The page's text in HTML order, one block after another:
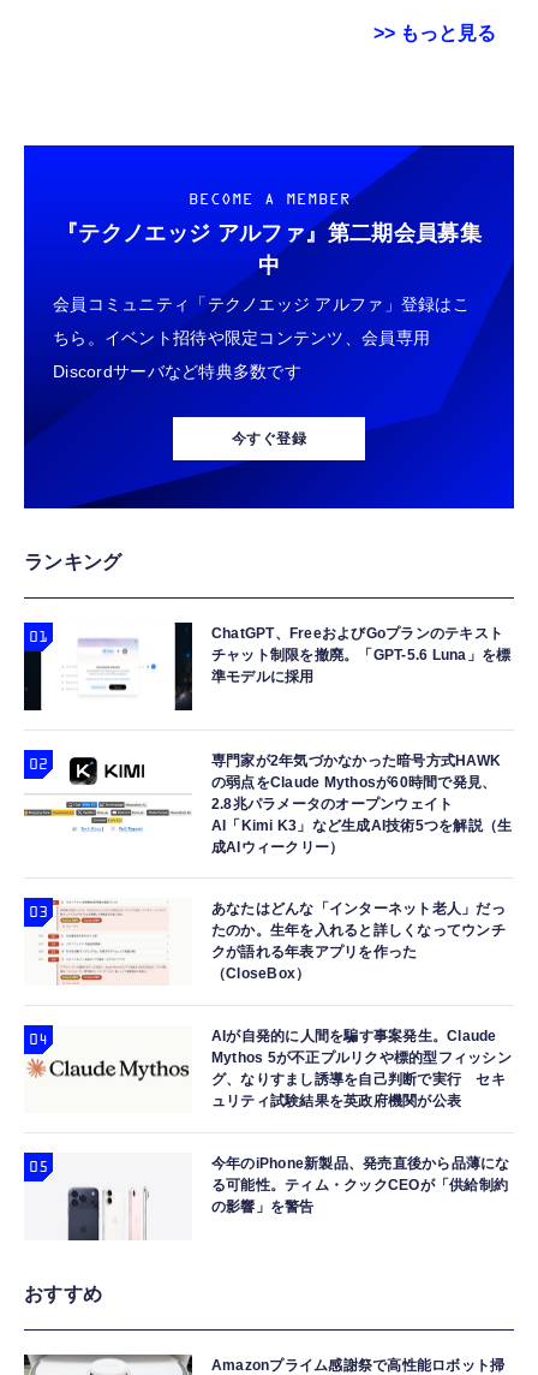
>> もっと見る
￥949
タイプc 寝ホンイヤホン 寝ホン type-c 有線
睡眠用イヤホン 【音質強化バージョン
iPhone 15/16/17対応】横向きに寝ると耳が圧
迫されない ソフトシリコンで柔らかい 超軽量
超小型 外部ノイズ遮断 音質良い リモコン マ
イク付き 安眠 仕事 勉強 通勤通学最適（黑-
￥2,199
Lightning to 3.5mm イヤホンジャック 変換
MFi認証 【ハイレゾ音質】 内蔵DAC 遅延な
し 48ビット/96KHz 音量調節対応
￥999
寝ホン 睡眠用イヤホン 寝ながら 痛くない 超
軽量2.8g ASMR推薦 ワイヤレス
Bluetooth6.1 柔軟性高 安眠 仕事 ブルー
￥2,682
ット 国産旭硝子素材】 用 ガーミン
FORERUNNER 70/170/170 Music フィルム
高透過率 超薄型 用 ガーミン Forerunner 170
液晶 保護フィルム 耐衝撃 全面保護 自動吸着
気泡なし 簡単貼り付け ( 対応 Forerunner
170 Music フィルム )
￥698
GARMIN(ガーミン) Venu 3 Black/Slate
AMOLEDディスプレイ搭載 美麗液晶スマート
ウォッチ 高性能GPS内蔵 【日本正規品】心
電図(ECG)アプリ対応モデル
￥47,691
Ray-Ban Meta スマートグラス WAYFARER
調光レンズ IPX4防水シャイニーブラック / グ
リーン 50mm 0RW4012
防水 小型 軽量 鍵 財布 車 子ども 高齢者 ペッ
ト見守り キーホルダー付属 (2個セット：ブラ
ック)
￥1,699
Apple Watch 45mm 44mm 一体型 バンド ケ
ース【Apple Watch SE3/9/8/7/SE2/SE/6/5/4
対応】 耐衝撃 PC TPU 二重構造 スポーツバ
ンド 落下 衝撃吸収 耐久性 傷防止 ラギッド・
アーマー・プロ 062CS25324 (ブラック)
￥2,999
電】データ転送 断線防止 高耐久ナイロン
iPhone 17/iPhone 16 /iPhone 15 /
MacBook、iPad Pro/Air、Galaxy、Sony、
Pixel Type C機種対応
￥749
ネックストラップ 携帯扇風機 首掛けストラッ
プ ハンディファン ストラップ 吊下げひも 首
掛け 長さ調節可能 (ホワイト 螺旋状)
￥999
エレコム 充電器 40W 2ポート Type-C USB
PD対応 PPS対応 GaN II採用 折りたたみ式プ
ラグ ホワイト EC-AC10640WH
￥2,190
ANDERY スマホホルダー 車 【真空ゲル吸盤
￥1,998
BECOME A MEMBER
『テクノエッジ アルファ』 第二期会員募集
中
会員コミュニティ「テクノエッジ アルファ」登録はこ
ちら。イベント招待や限定コンテンツ、会員専用
Discordサーバなど特典多数です
今すぐ登録
ランキング
ChatGPT、FreeおよびGoプランのテキスト
チャット制限を撤廃。「GPT-5.6 Luna」を標
準モデルに採用
専門家が2年気づかなかった暗号方式HAWK
の弱点をClaude Mythosが60時間で発見、
2.8兆パラメータのオープンウェイト
AI「Kimi K3」など生成AI技術5つを解説（生
成AIウィークリー）
あなたはどんな「インターネット老人」だっ
たのか。生年を入れると詳しくなってウンチ
クが語れる年表アプリを作った
（CloseBox）
AIが自発的に人間を騙す事案発生。Claude
Mythos 5が不正プルリクや標的型フィッシン
グ、なりすまし誘導を自己判断で実行 セキ
ュリティ試験結果を英政府機関が公表
今年のiPhone新製品、発売直後から品薄にな
る可能性。ティム・クックCEOが「供給制約
の影響」を警告
おすすめ
Amazonプライム感謝祭で高性能ロボット掃